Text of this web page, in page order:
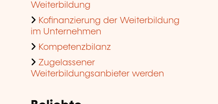
Weiterbildung
Kofinanzierung der Weiterbildung
im Unternehmen
Kompetenzbilanz
Zugelassener
Weiterbildungsanbieter werden